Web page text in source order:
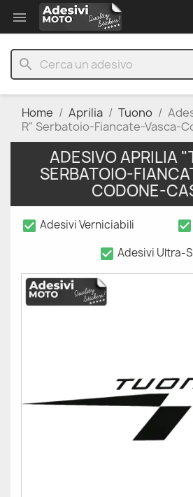

search
Home Aprilia Tuono
R" Serbatoio-Fiancate-Vasca-
ADESIVO APRILIA
SERBATOIO-
CODONE-
check_box Adesivi Verniciabili check_box
check_box Adesivi Ultra-